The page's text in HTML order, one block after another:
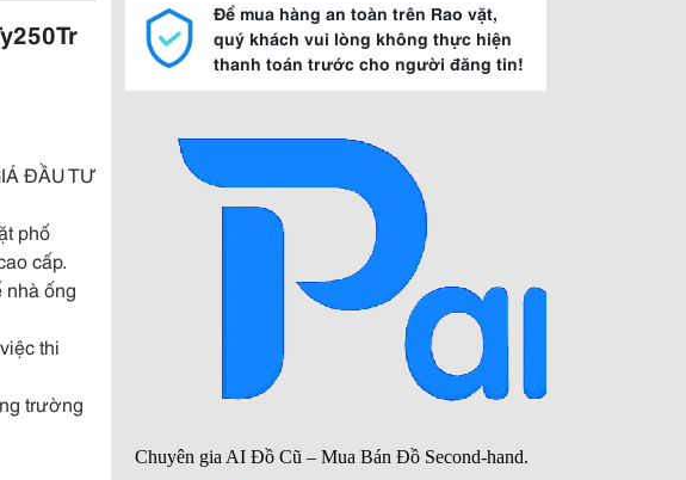
ĐẦU TƯ
phố
cấp.
nhà ống
thi
trường
Để mua hàng an toàn trên Rao vặt,
quý khách vui lòng không thực hiện
thanh toán trước cho người đăng tin!